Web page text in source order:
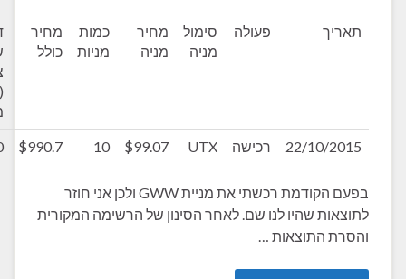
פעולה
סימול
מחיר
מניה
כמות
מניות
מחיר
דיבידנד
שנתי
22/10/ רכישה UTX
$99.07
10
$990.7
$19.20
בפעם הקודמת רכשתי את מניית GWW ולכן אני חוזר
שהיו לנו שם. לאחר הסינון של הרשימה המקורית
התוצאות …